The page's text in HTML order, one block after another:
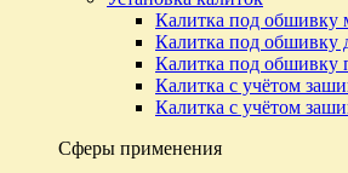
Калитка под обшивку
Калитка под обшивку
Калитка под обшивку
Калитка с учётом
Калитка с учётом
Сферы применения